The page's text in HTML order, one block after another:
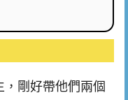
剛好帶他們兩個